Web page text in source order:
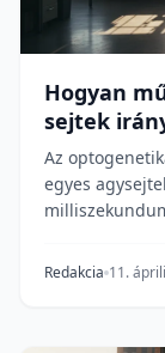
Hogyan
sejtek
Az
egyes
Redakcia 11.